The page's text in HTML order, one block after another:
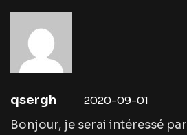
qsergh 2020-09-01
Bonjour, je serai intéressé